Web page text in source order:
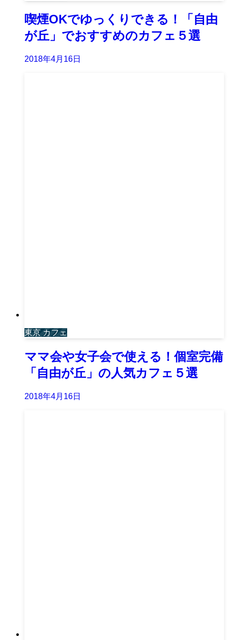
喫煙OKでゆっくりできる！「自由
が丘」でおすすめのカフェ５選
2018年4月16日
東京 カフェ
ママ会や女子会で使える！個室完備
「自由が丘」の人気カフェ５選
2018年4月16日